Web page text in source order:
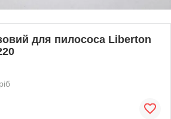
для пилососа Liberton